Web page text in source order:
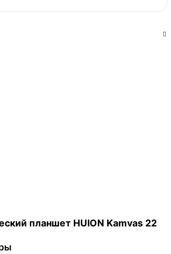
планшет HUION Kamvas 22